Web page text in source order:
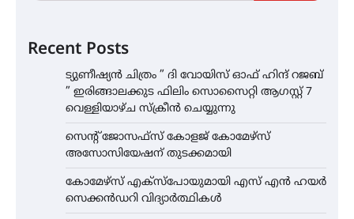
Recent Posts
ട്യുണീഷ്യൻ ചിത്രം ” ദി വോയിസ് ഓഫ് ഹിന്ദ് റജബ്
” ഇരിങ്ങാലക്കുട ഫിലിം സൊസൈറ്റി ആഗസ്റ്റ് 7
വെള്ളിയാഴ്ച സ്‌ക്രീൻ ചെയ്യുന്നു
സെന്റ് ജോസഫ്സ് കോളജ് കോമേഴ്‌സ്
അസോസിയേഷന് തുടക്കമായി
കോമേഴ്സ് എക്സ്പോയുമായി എസ് എൻ ഹയർ
സെക്കൻഡറി വിദ്യാർത്ഥികൾ